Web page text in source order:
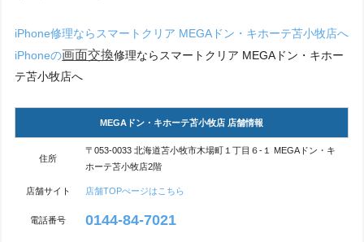
iPhone修理ならスマートクリア MEGAドン・キホーテ苫小牧店へ
iPhoneの画面交換修理ならスマートクリア MEGAドン・キホー
テ苫小牧店へ
MEGAドン・キホーテ苫小牧店 店舗情報
住所
〒053-0033 北海道苫小牧市木場町１丁目６-１ MEGAドン・キ
ホーテ苫小牧店2階
店舗サイト 店舗TOPぺージはこちら
電話番号 0144-84-7021